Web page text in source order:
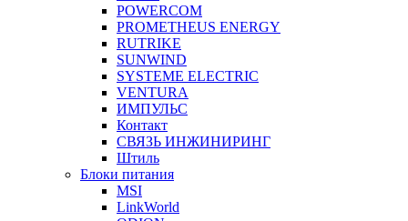
POWERCOM
PROMETHEUS ENERGY
RUTRIKE
SUNWIND
SYSTEME ELECTRIC
VENTURA
ИМПУЛЬС
Контакт
СВЯЗЬ ИНЖИНИРИНГ
Штиль
Блоки питания
MSI
LinkWorld